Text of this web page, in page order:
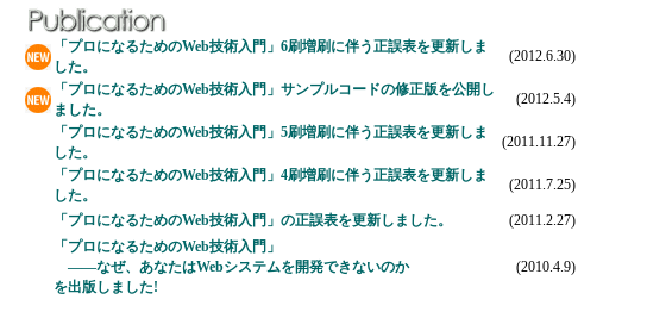
「プロになるためのWeb技術入門」6刷増刷に伴う正誤表を更新しま
した。
(2012.6.30)
「プロになるためのWeb技術入門」サンプルコードの修正版を公開し
ました。
(2012.5.4)
「プロになるためのWeb技術入門」5刷増刷に伴う正誤表を更新しま
した。
(2011.11.27)
「プロになるためのWeb技術入門」4刷増刷に伴う正誤表を更新しま
した。
(2011.7.25)
「プロになるためのWeb技術入門」の正誤表を更新しました。
(2011.2.27)
「プロになるためのWeb技術入門」
――なぜ、あなたはWebシステムを開発できないのか
を出版しました!
(2010.4.9)